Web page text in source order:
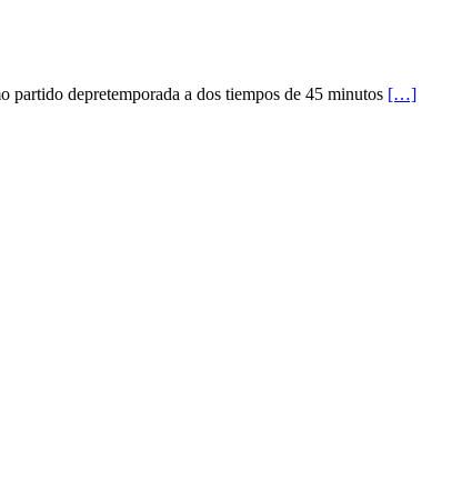
depretemporada a dos tiempos de 45 minutos […]